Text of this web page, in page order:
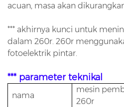
acuan, masa akan
*** akhirnya kunci untuk
dalam 260r. 260r
fotoelektrik pintar.
*** parameter teknikal
nama
mesin
260r